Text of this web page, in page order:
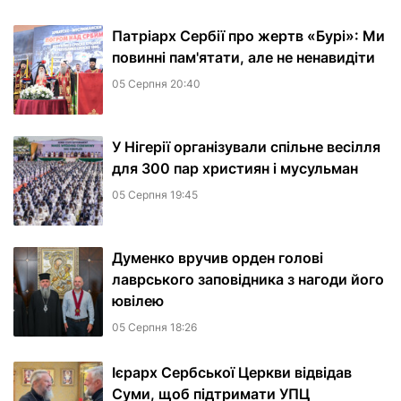
Патріарх Сербії про жертв «Бурі»: Ми
повинні пам'ятати, але не ненавидіти
05 Серпня 20:40
У Нігерії організували спільне весілля
для 300 пар християн і мусульман
05 Серпня 19:45
Думенко вручив орден голові
лаврського заповідника з нагоди його
ювілею
05 Серпня 18:26
Ієрарх Сербської Церкви відвідав
Суми, щоб підтримати УПЦ